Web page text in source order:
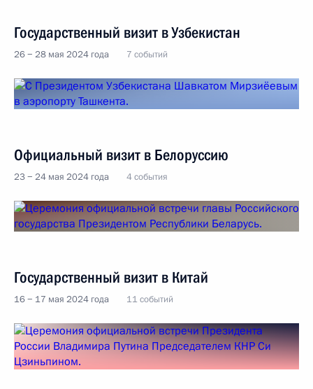
Государственный визит в Узбекистан
26 − 28 мая 2024 года 7 событий
Официальный визит в Белоруссию
23 − 24 мая 2024 года 4 события
Государственный визит в Китай
16 − 17 мая 2024 года 11 событий